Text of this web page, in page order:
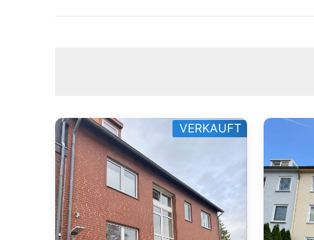
VERKAUFT